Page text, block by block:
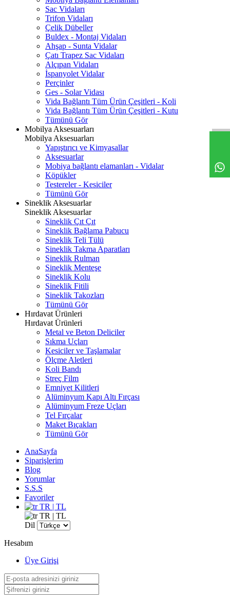
Sac Vidaları
Trifon Vidaları
Çelik Dübeller
Buldex - Montaj Vidaları
Ahşap - Sunta Vidalar
Çatı Trapez Sac Vidaları
Alçıpan Vidaları
İspanyolet Vidalar
Perçinler
Ges - Solar Vidası
Vida Bağlantı Tüm Ürün Çeşitleri - Koli
Vida Bağlantı Tüm Ürün Çeşitleri - Kutu
Tümünü Gör
Mobilya Aksesuarları
Mobilya Aksesuarları
Yapıştırıcı ve Kimyasallar
Aksesuarlar
Mobiya bağlantı elamanları - Vidalar
Köpükler
Testereler - Kesiciler
Tümünü Gör
Sineklik Aksesuarlar
Sineklik Aksesuarlar
Sineklik Çıt Çıt
Sineklik Bağlama Pabucu
Sineklik Teli Tülü
Sineklik Takma Aparatları
Sineklik Rulman
Sineklik Menteşe
Sineklik Kolu
Sineklik Fitili
Sineklik Takozları
Tümünü Gör
Hırdavat Ürünleri
Hırdavat Ürünleri
Metal ve Beton Deliciler
Sıkma Uçları
Kesiciler ve Taşlamalar
Ölçme Aletleri
Koli Bandı
Streç Film
Emniyet Kilitleri
Alüminyum Kapı Altı Fırçası
Alüminyum Freze Uçları
Tel Fırçalar
Maket Bıçakları
Tümünü Gör
AnaSayfa
Siparişlerim
Blog
Yorumlar
S.S.S
Favoriler
TR | TL
TR | TL
Dil
Hesabım
Üye Girişi